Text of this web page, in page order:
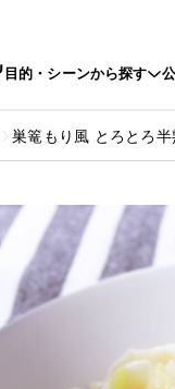
目的・シーンから探す
巣篭もり風 とろとろ